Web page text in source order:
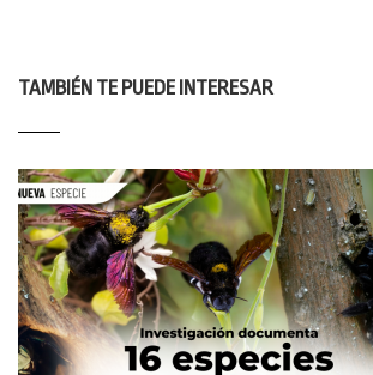
TAMBIÉN TE PUEDE INTERESAR